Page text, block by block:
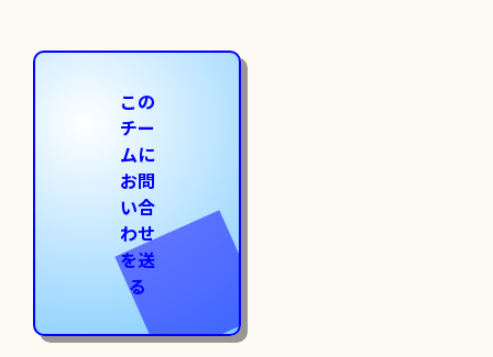
この
チー
ムに
お問
い合
わせ
を送
る